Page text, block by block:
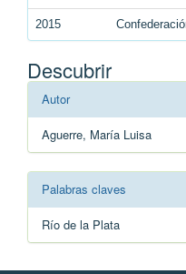
2015
Descubrir
Autor
Aguerre, María Luisa
Palabras claves
Río de la Plata